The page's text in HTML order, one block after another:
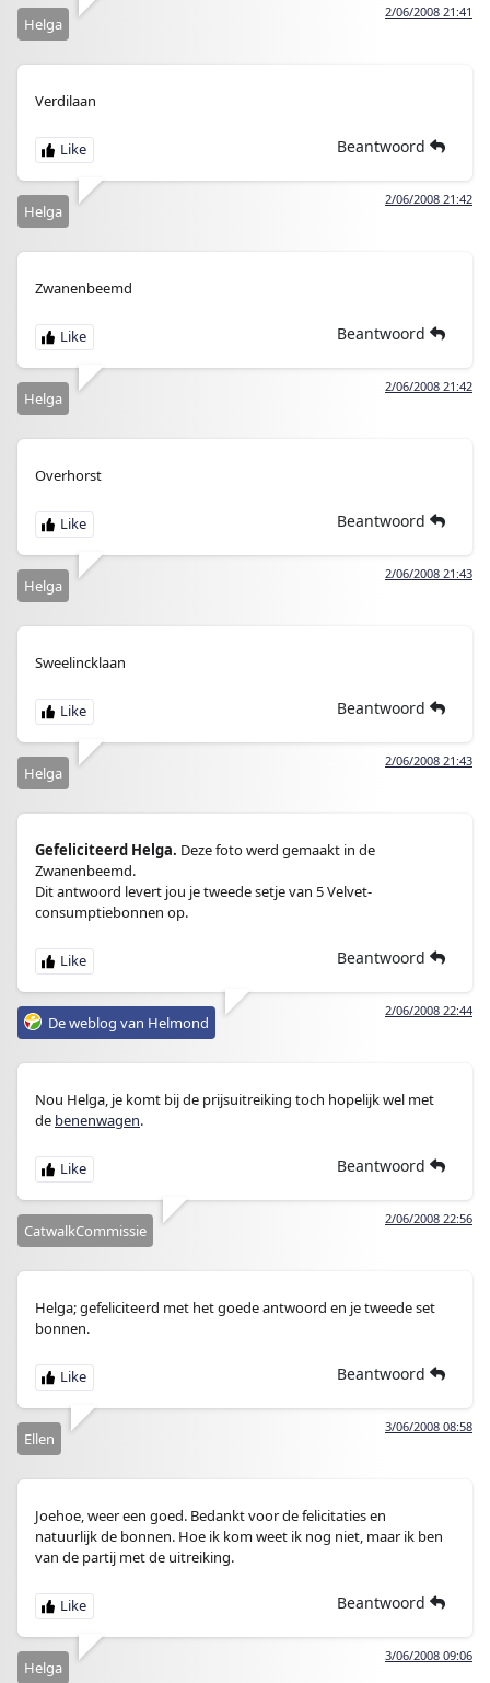
2/06/2008 21:41
Helga
Verdilaan
Beantwoord
2/06/2008 21:42
Helga
Zwanenbeemd
Beantwoord
2/06/2008 21:42
Helga
Overhorst
Beantwoord
2/06/2008 21:43
Helga
Sweelincklaan
Beantwoord
2/06/2008 21:43
Helga
Gefeliciteerd Helga. Deze foto werd gemaakt in de
Zwanenbeemd.
Dit antwoord levert jou je tweede setje van 5 Velvet-
consumptiebonnen op.
Beantwoord
2/06/2008 22:44
De weblog van Helmond
Nou Helga, je komt bij de prijsuitreiking toch hopelijk wel met
de benenwagen.
Beantwoord
2/06/2008 22:56
CatwalkCommissie
Helga; gefeliciteerd met het goede antwoord en je tweede set
bonnen.
Beantwoord
3/06/2008 08:58
Ellen
Joehoe, weer een goed. Bedankt voor de felicitaties en
natuurlijk de bonnen. Hoe ik kom weet ik nog niet, maar ik ben
van de partij met de uitreiking.
Beantwoord
3/06/2008 09:06
Helga